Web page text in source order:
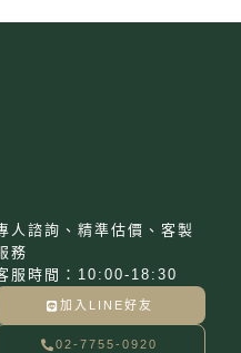
人諮詢、精準估價、客製
務
服時間：10:00-18:30
加入LINE好友
02-7755-0920